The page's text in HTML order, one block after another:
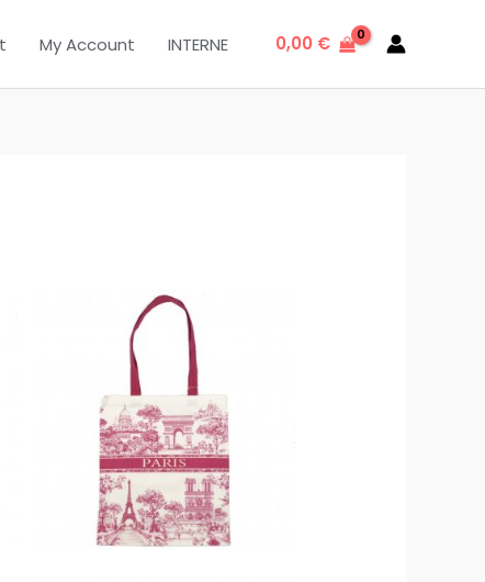
My Account INTERNE 0,00 €